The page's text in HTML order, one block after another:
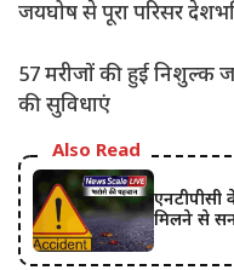
जयघोष से पूरा परिसर
​57 मरीजों की हुई निशुल्क
की सुविधाएं
Also Read
एनटीपीसी
मिलने से